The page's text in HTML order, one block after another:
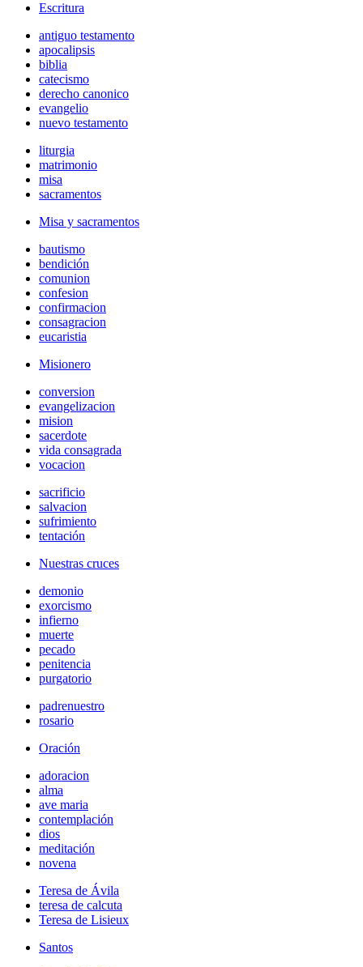
Escritura
antiguo testamento
apocalipsis
biblia
catecismo
derecho canonico
evangelio
nuevo testamento
liturgia
matrimonio
misa
sacramentos
Misa y sacramentos
bautismo
bendición
comunion
confesion
confirmacion
consagracion
eucaristia
Misionero
conversion
evangelizacion
mision
sacerdote
vida consagrada
vocacion
sacrificio
salvacion
sufrimiento
tentación
Nuestras cruces
demonio
exorcismo
infierno
muerte
pecado
penitencia
purgatorio
padrenuestro
rosario
Oración
adoracion
alma
ave maria
contemplación
dios
meditación
novena
Teresa de Ávila
teresa de calcuta
Teresa de Lisieux
Santos